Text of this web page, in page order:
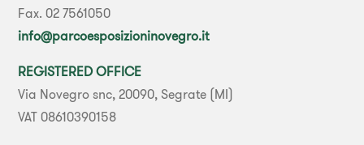
Fax. 02 7561050
info@parcoesposizioninovegro.it
REGISTERED OFFICE
Via Novegro snc, 20090, Segrate (MI)
VAT 08610390158